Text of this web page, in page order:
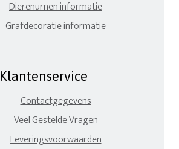
Dierenurnen informatie
Grafdecoratie informatie
Klantenservice
Contactgegevens
Veel Gestelde Vragen
Leveringsvoorwaarden